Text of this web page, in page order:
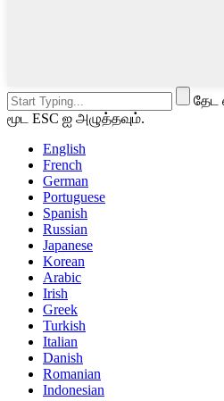
தேட
மூட ESC ஐ அழுத்தவும்.
English
French
German
Portuguese
Spanish
Russian
Japanese
Korean
Arabic
Irish
Greek
Turkish
Italian
Danish
Romanian
Indonesian